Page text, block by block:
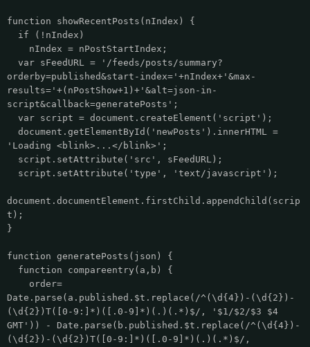
function showRecentPosts(nIndex) {
if (!nIndex)
nIndex = nPostStartIndex;
var sFeedURL = '/feeds/posts/summary?
orderby=published&start-index='+nIndex+'&max-
results='+(nPostShow+1)+'&alt=json-in-
script&callback=generatePosts';
var script = document.createElement('script');
document.getElementById('newPosts').innerHTML =
'Loading <blink>...</blink>';
script.setAttribute('src', sFeedURL);
script.setAttribute('type', 'text/javascript');
document.documentElement.firstChild.appendChild(scrip
t);
}
function generatePosts(json) {
function compareentry(a,b) {
order=
Date.parse(a.published.$t.replace(/^(\d{4})-(\d{2})-
(\d{2})T([0-9:]*)([.0-9]*)(.)(.*)$/, '$1/$2/$3 $4
GMT')) - Date.parse(b.published.$t.replace(/^(\d{4})-
(\d{2})-(\d{2})T([0-9:]*)([.0-9]*)(.)(.*)$/,